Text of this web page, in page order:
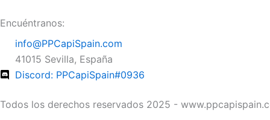
Encuéntranos:
info@PPCapiSpain.com
41015 Sevilla, España
Discord: PPCapiSpain#0936
Todos los derechos reservados 2025 -